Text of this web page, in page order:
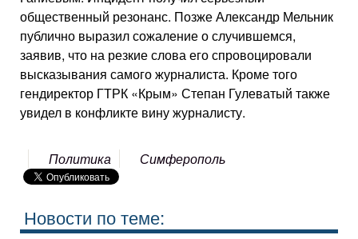
общественный резонанс. Позже Александр Мельник
публично выразил сожаление о случившемся,
заявив, что на резкие слова его спровоцировали
высказывания самого журналиста. Кроме того
гендиректор ГТРК «Крым» Степан Гулеватый также
увидел в конфликте вину журналисту.
Политика Симферополь
Новости по теме: